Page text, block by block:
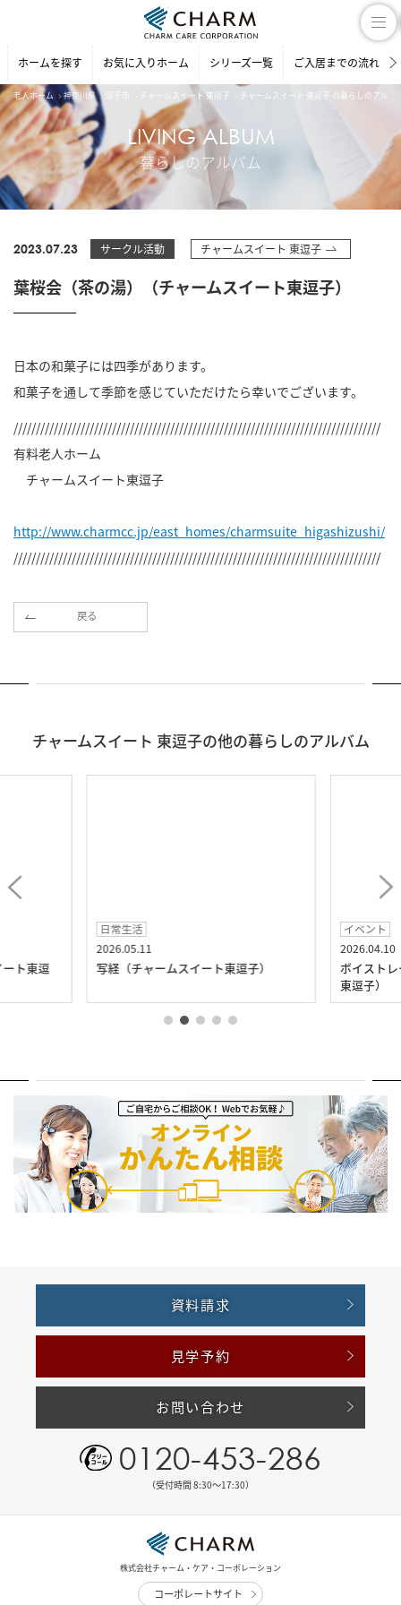
ホームを探す お気に入りホーム シリーズ一覧 ご入居までの流れ
老人ホーム 神奈川県 逗子市 チャームスイート 東逗子 チャームスイート 東逗子 の暮らしのアルバ
LIVING ALBUM
暮らしのアルバム
2023.07.23 サークル活動 チャームスイート 東逗子
葉桜会（茶の湯）（チャームスイート東逗子）
日本の和菓子には四季があります。
和菓子を通して季節を感じていただけたら幸いでございます。
//////////////////////////////////////////////////////////////////////////////////
有料老人ホーム
チャームスイート東逗子
http://www.charmcc.jp/east_homes/charmsuite_higashizushi/
//////////////////////////////////////////////////////////////////////////////////
戻る
チャームスイート 東逗子の他の暮らしのアルバム
ト東逗
日常生活
2026.05.11
写経（チャームスイート東逗子）
イベント
2026.04.10
ボイスト
東逗子）
資料請求
見学予約
お問い合わせ
0120-453-286
（受付時間 8:30〜17:30）
株式会社チャーム・ケア・コーポレーション
コーポレートサイト